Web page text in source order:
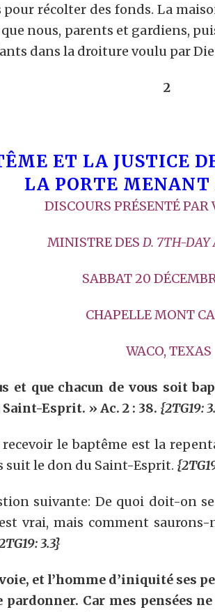
récolter des fonds. La
nous, parents et gardiens,
dans la droiture voulu par
2
ET LA JUSTICE
LA PORTE MENANT
DISCOURS PRÉSENTÉ PAR
MINISTRE DES D. 7TH-DAY
SABBAT 20
CHAPELLE MONT
WACO, TEXAS
que chacun de vous soit
Saint-Esprit. » Ac. 2 : 38. {2TG19:
le baptême est la
suit le don du Saint-Esprit.
suivante: De quoi doit-on
vrai, mais comment saurons-
3.3}
et l’homme d’iniquité ses
Car mes pensées